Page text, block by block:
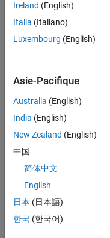
été
traduites.
Effectuez
lieu
pour
l’ensemble
des
opportunités
votre
région.
Senior Software
Senior
Ireland (English)
Italia (Italiano)
Luxembourg (English)
Asie-Pacifique
Australia (English)
India (English)
New Zealand (English)
中国
简体中文
English
日本 (日本語)
한국 (한국어)